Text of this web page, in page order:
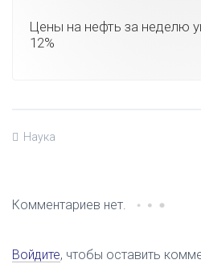
Цены на нефть за неделю
12%
Наука
Комментариев нет.
Войдите, чтобы оставить